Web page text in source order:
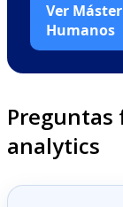
Ver
Humanos
Preguntas
analytics